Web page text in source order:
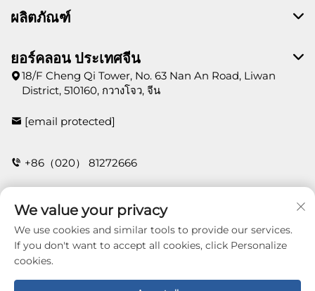
ผลิตภัณฑ์
ยอร์คลอน ประเทศจีน
18/F Cheng Qi Tower, No. 63 Nan An Road, Liwan
District, 510160, กวางโจว, จีน
[email protected]
+86（020） 81272666
ติดต่อ
Copyright © 2026 Guangzhou Yorklon Wallcoverings
We value your privacy
We use cookies and similar tools to provide our services.
If you don't want to accept all cookies, click Personalize
cookies.